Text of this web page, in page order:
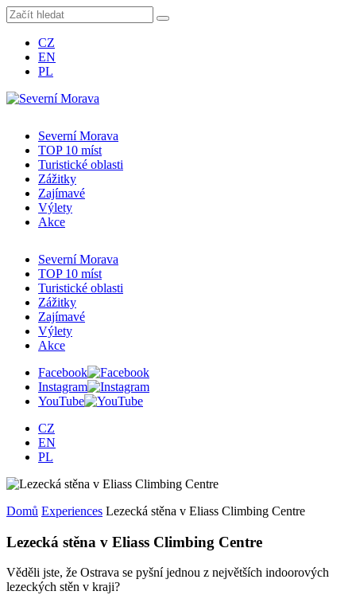
CZ
EN
PL
Severní Morava
TOP 10 míst
Turistické oblasti
Zážitky
Zajímavé
Výlety
Akce
Severní Morava
TOP 10 míst
Turistické oblasti
Zážitky
Zajímavé
Výlety
Akce
Facebook
Instagram
YouTube
CZ
EN
PL
Domů Experiences Lezecká stěna v Eliass Climbing Centre
Lezecká stěna v Eliass Climbing Centre
Věděli jste, že Ostrava se pyšní jednou z největších indoorových
lezeckých stěn v kraji?